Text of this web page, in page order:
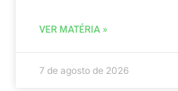
VER MATÉRIA »
7 de agosto de 2026